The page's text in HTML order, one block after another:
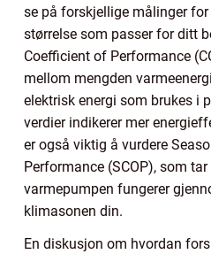
se på forskjellige målinger
størrelse som passer for ditt
Coefficient of Performance
mellom mengden
elektrisk energi som brukes i
verdier indikerer mer
er også viktig å vurdere
Performance (SCOP), som
varmepumpen fungerer
klimasonen din.
En diskusjon om hvordan